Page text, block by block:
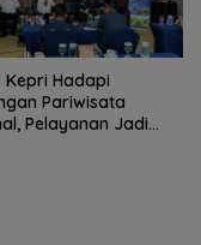
Kepri Hadapi
Pariwisata
Pelayanan Jadi